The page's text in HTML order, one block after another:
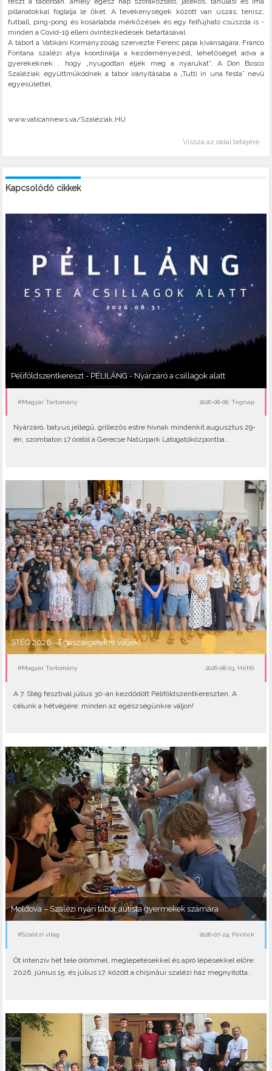
pillanatokkal foglalja le őket. A tevékenységek között van úszás, tenisz,
futball, ping-pong és kosárlabda mérkőzések és egy felfújható csúszda is -
minden a Covid-19 elleni óvintézkedések betartásával.
A tábort a Vatikáni Kormányzóság szervezte Ferenc pápa kívánságára. Franco
Fontana szalézi atya koordinálja a kezdeményezést, lehetőséget adva a
gyerekeknek , hogy „nyugodtan éljék meg a nyarukat”. A Don Bosco
Szaléziak együttműködnek a tábor irányításába a „Tutti in una festa” nevű
egyesülettel.
www.vaticannews.va/Szaléziak.HU
Vissza az oldal tetejére
Kapcsolódó cikkek
Péliföldszentkereszt - PÉLILÁNG - Nyárzáró a csillagok alatt
#Magyar Tartomány 2026-08-06, Tegnap
Nyárzáró, batyus jellegű, grillezős estre hívnak mindenkit augusztus 29-
én, szombaton 17 órától a Gerecse Natúrpark Látogatóközpontba..
STÉG 2026 - Egészségetekre váljék!
#Magyar Tartomány 2026-08-03, Hétfő
A 7. Stég fesztivál július 30-án kezdődött Péliföldszentkereszten. A
célunk a hétvégére: minden az egészségünkre váljon!
Moldova – Szalézi nyári tábor autista gyermekek számára
#Szalézi világ 2026-07-24, Péntek
Öt intenzív hét tele örömmel, meglepetésekkel és apró lépésekkel előre:
2026. június 15. és július 17. között a chişinăui szalézi ház megnyitotta..